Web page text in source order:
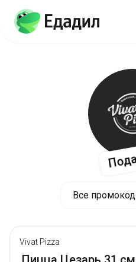
Все
Vivat Pizza